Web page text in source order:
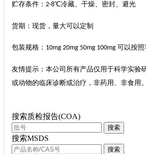
贮存条件： 2-8℃冷藏、干燥、密封、避光
货期：现货，量大可以定制
包装规格： 10mg 20mg 50mg 100mg 可以按
友情提示：本公司所有产品仅用于科学实验
或动物的临床诊断或治疗，非药用、非食用。
搜索质检报告(COA)
搜索
搜索MSDS
搜索